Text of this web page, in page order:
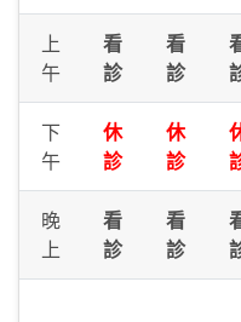
上
午
看
診
看
診
下
午
休
診
休
診
晚
上
看
診
看
診